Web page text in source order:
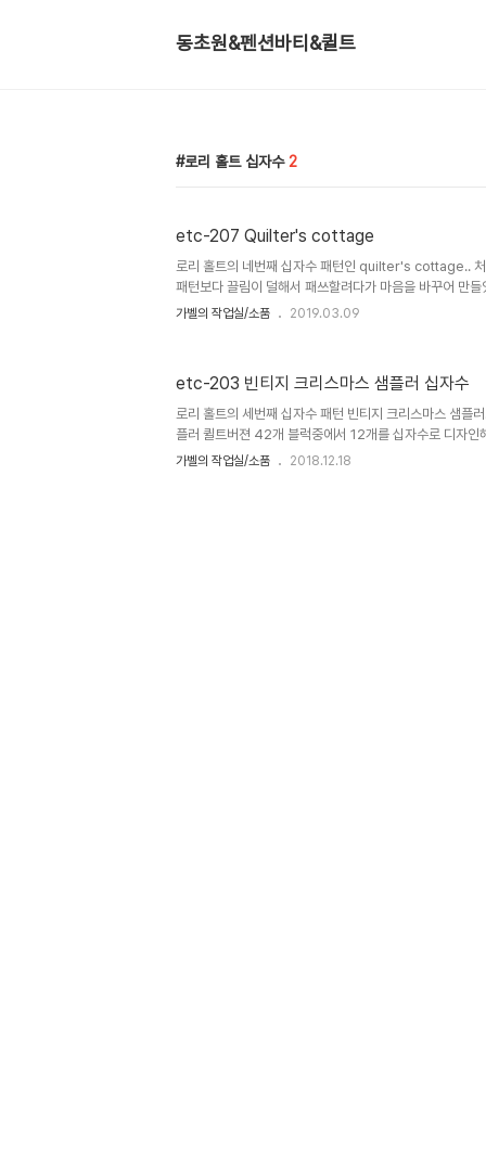
동초원&펜션바티&퀼트
로리 홀트 십자수 2
etc-207 Quilter's cottage
로리 홀트의 네번째 십자수 패턴인 quilter's cottage.. 처
패턴보다 끌림이 덜해서 패쓰할려다가 마음을 바꾸어 만
초보자가 하기에 적합한 패턴입니다. 아마도 마당에 걸려
가벨의 작업실/소품 2019.03.09
etc-203 빈티지 크리스마스 샘플러 십자수
로리 홀트의 세번째 십자수 패턴 빈티지 크리스마스 샘플
플러 퀼트버젼 42개 블럭중에서 12개를 십자수로 디자인
한 베이지 톤의 원단인데 국산원단에는 진한색이 없어서
가벨의 작업실/소품 2018.12.18